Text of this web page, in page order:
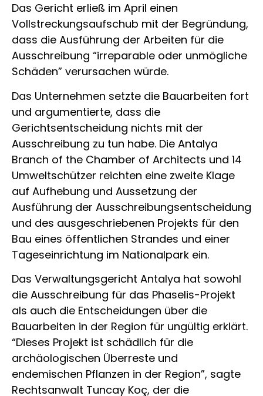
Das Gericht erließ im April einen
Vollstreckungsaufschub mit der Begründung,
dass die Ausführung der Arbeiten für die
Ausschreibung “irreparable oder unmögliche
Schäden” verursachen würde.
Das Unternehmen setzte die Bauarbeiten fort
und argumentierte, dass die
Gerichtsentscheidung nichts mit der
Ausschreibung zu tun habe. Die Antalya
Branch of the Chamber of Architects und 14
Umweltschützer reichten eine zweite Klage
auf Aufhebung und Aussetzung der
Ausführung der Ausschreibungsentscheidung
und des ausgeschriebenen Projekts für den
Bau eines öffentlichen Strandes und einer
Tageseinrichtung im Nationalpark ein.
Das Verwaltungsgericht Antalya hat sowohl
die Ausschreibung für das Phaselis-Projekt
als auch die Entscheidungen über die
Bauarbeiten in der Region für ungültig erklärt.
“Dieses Projekt ist schädlich für die
archäologischen Überreste und
endemischen Pflanzen in der Region”, sagte
Rechtsanwalt Tuncay Koç, der die